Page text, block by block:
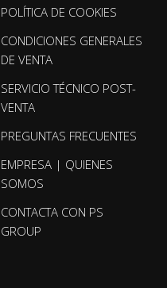
POLÍTICA DE COOKIES
CONDICIONES GENERALES
DE VENTA
SERVICIO TÉCNICO POST-
VENTA
PREGUNTAS FRECUENTES
EMPRESA | QUIENES
SOMOS
CONTACTA CON PS
GROUP